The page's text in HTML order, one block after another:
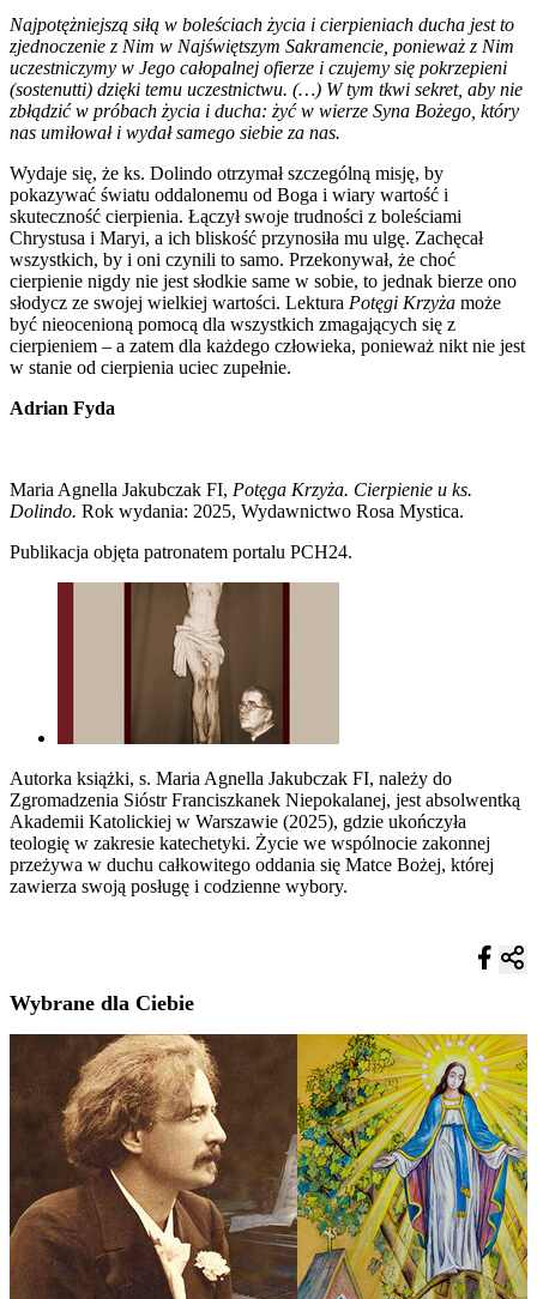
Najpotężniejszą siłą w boleściach życia i cierpieniach ducha jest to
zjednoczenie z Nim w Najświętszym Sakramencie, ponieważ z Nim
uczestniczymy w Jego całopalnej ofierze i czujemy się pokrzepieni
(sostenutti) dzięki temu uczestnictwu. (…) W tym tkwi sekret, aby nie
zbłądzić w próbach życia i ducha: żyć w wierze Syna Bożego, który
nas umiłował i wydał samego siebie za nas.
Wydaje się, że ks. Dolindo otrzymał szczególną misję, by
pokazywać światu oddalonemu od Boga i wiary wartość i
skuteczność cierpienia. Łączył swoje trudności z boleściami
Chrystusa i Maryi, a ich bliskość przynosiła mu ulgę. Zachęcał
wszystkich, by i oni czynili to samo. Przekonywał, że choć
cierpienie nigdy nie jest słodkie same w sobie, to jednak bierze ono
słodycz ze swojej wielkiej wartości. Lektura Potęgi Krzyża może
być nieocenioną pomocą dla wszystkich zmagających się z
cierpieniem – a zatem dla każdego człowieka, ponieważ nikt nie jest
w stanie od cierpienia uciec zupełnie.
Adrian Fyda
Maria Agnella Jakubczak FI, Potęga Krzyża. Cierpienie u ks.
Dolindo. Rok wydania: 2025, Wydawnictwo Rosa Mystica.
Publikacja objęta patronatem portalu PCH24.
Autorka książki, s. Maria Agnella Jakubczak FI, należy do
Zgromadzenia Sióstr Franciszkanek Niepokalanej, jest absolwentką
Akademii Katolickiej w Warszawie (2025), gdzie ukończyła
teologię w zakresie katechetyki. Życie we wspólnocie zakonnej
przeżywa w duchu całkowitego oddania się Matce Bożej, której
zawierza swoją posługę i codzienne wybory.
Wybrane dla Ciebie